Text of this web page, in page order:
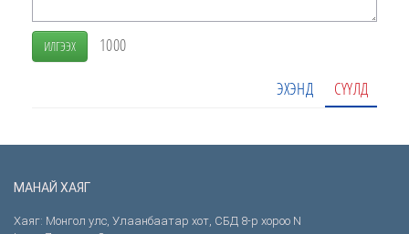
ИЛГЭЭХ 1000
ЭХЭНД СҮҮЛД
МАНАЙ ХАЯГ
Хаяг: Монгол улс, Улаанбаатар хот, СБД 8-р хороо N